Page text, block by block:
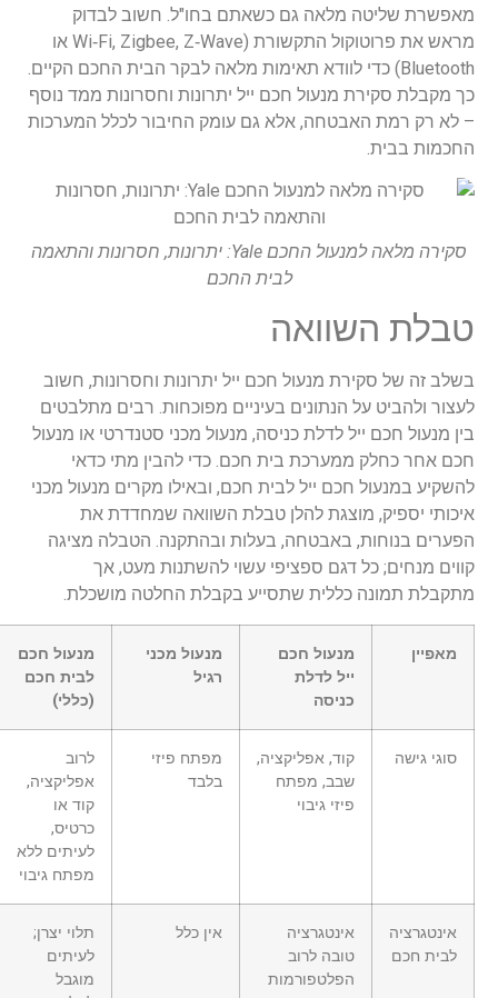
מאפשרת שליטה מלאה גם כשאתם בחו"ל. חשוב לבדוק
מראש את פרוטוקול התקשורת (Wi‑Fi, Zigbee, Z‑Wave או
Bluetooth) כדי לוודא תאימות מלאה לבקר הבית החכם הקיים.
כך מקבלת סקירת מנעול חכם ייל יתרונות וחסרונות ממד נוסף
– לא רק רמת האבטחה, אלא גם עומק החיבור לכלל המערכות
החכמות בבית.
סקירה מלאה למנעול החכם Yale: יתרונות, חסרונות והתאמה
לבית החכם
טבלת השוואה
בשלב זה של סקירת מנעול חכם ייל יתרונות וחסרונות, חשוב
לעצור ולהביט על הנתונים בעיניים מפוכחות. רבים מתלבטים
בין מנעול חכם ייל לדלת כניסה, מנעול מכני סטנדרטי או מנעול
חכם אחר כחלק ממערכת בית חכם. כדי להבין מתי כדאי
להשקיע במנעול חכם ייל לבית חכם, ובאילו מקרים מנעול מכני
איכותי יספיק, מוצגת להלן טבלת השוואה שמחדדת את
הפערים בנוחות, באבטחה, בעלות ובהתקנה. הטבלה מציגה
קווים מנחים; כל דגם ספציפי עשוי להשתנות מעט, אך
מתקבלת תמונה כללית שתסייע בקבלת החלטה מושכלת.
מאפיין
מנעול חכם
ייל לדלת
כניסה
מנעול מכני
רגיל
מנעול חכם
לבית חכם
(כללי)
סוגי גישה
קוד, אפליקציה,
שבב, מפתח
פיזי גיבוי
מפתח פיזי
בלבד
לרוב
אפליקציה,
קוד או
כרטיס,
לעיתים ללא
מפתח גיבוי
אינטגרציה
לבית חכם
אינטגרציה
טובה לרוב
הפלטפורמות
אין כלל
תלוי יצרן;
לעיתים
מוגבל